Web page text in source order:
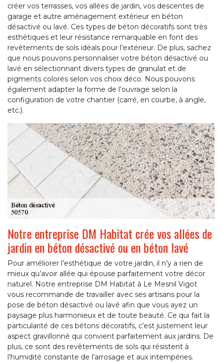
créer vos terrasses, vos allées de jardin, vos descentes de
garage et autre aménagement extérieur en béton
désactivé ou lavé. Ces types de béton décoratifs sont très
esthétiques et leur résistance remarquable en font des
revêtements de sols idéals pour l’extérieur. De plus, sachez
que nous pouvons personnaliser votre béton désactivé ou
lavé en sélectionnant divers types de granulat et de
pigments colorés selon vos choix déco. Nous pouvons
également adapter la forme de l’ouvrage selon la
configuration de votre chantier (carré, en courbe, à angle,
etc.).
Notre entreprise DM Habitat crée vos allées de
jardin en béton désactivé ou en béton lavé
Pour améliorer l’esthétique de votre jardin, il n’y a rien de
mieux qu’avoir allée qui épouse parfaitement votre décor
naturel. Notre entreprise DM Habitat à Le Mesnil Vigot
vous recommande de travailler avec ses artisans pour la
pose de béton désactivé ou lavé afin que vous ayez un
paysage plus harmonieux et de toute beauté. Ce qui fait la
particularité de ces bétons décoratifs, c’est justement leur
aspect gravillonné qui convient parfaitement aux jardins. De
plus, ce sont des revêtements de sols qui résistent à
l’humidité constante de l’arrosage et aux intempéries.